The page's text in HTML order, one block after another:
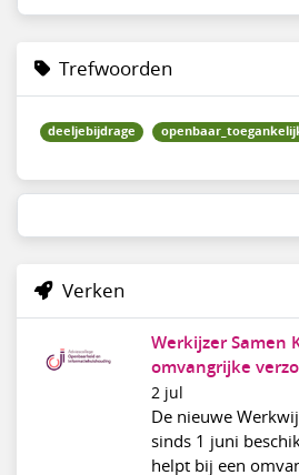
Trefwoorden
deeljebijdrage
Verken
Werkijzer Samen
omvangrijke
2 jul
De nieuwe
sinds 1 juni
helpt bij een